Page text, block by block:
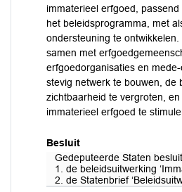
immaterieel erfgoed,
het beleidsprogramma, met
ondersteuning te
samen met
erfgoedorganisaties en
stevig netwerk te bouwen, de
zichtbaarheid te vergroten,
immaterieel erfgoed te
Besluit
Gedeputeerde Staten
1. de beleidsuitwerking
2. de Statenbrief